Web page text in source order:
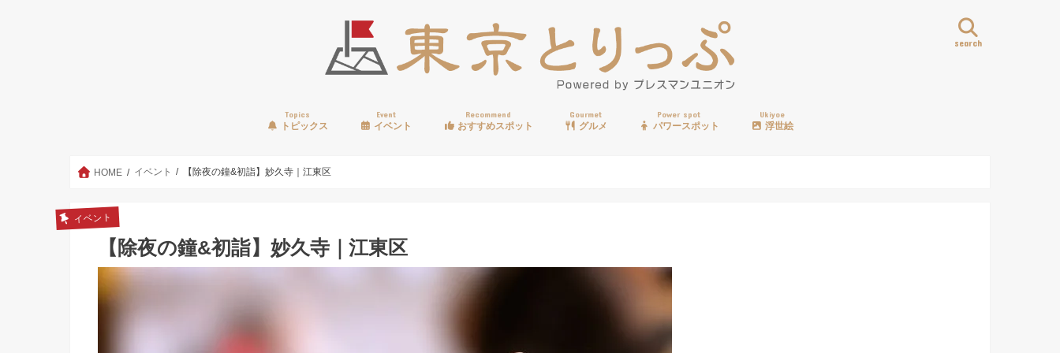
search
Topics
トピックス
Event
イベント
Recommend
おすすめスポット
Gourmet
グルメ
Power spot
パワースポット
Ukiyoe
浮世絵
HOME イベント 【除夜の鐘&初詣】妙久寺｜江東区
イベント
【除夜の鐘&初詣】妙久寺｜江東区